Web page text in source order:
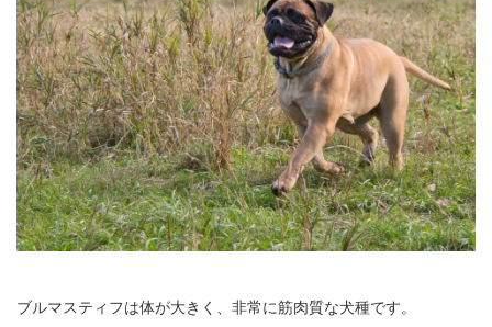
ブルマスティフは体が大きく、非常に筋肉質な犬種です。